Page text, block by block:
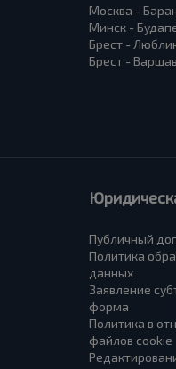
Москва -
Минск -
Брест -
Брест -
Публичный
Политика
данных
Заявление
форма
Политика в
файлов cookie